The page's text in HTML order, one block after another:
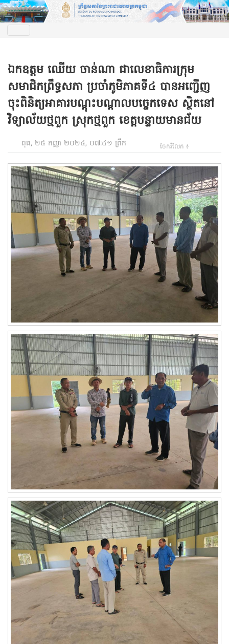
ឯកឧត្តម ឈើយ ចាន់ណា ជាលេខាធិការក្រុម
សមាជិកព្រឹទ្ធសភា ប្រចាំភូមិភាគទី៤ បានអញ្ជើញ
ចុះពិនិត្យអាគារបណ្តុះបណ្តាលបច្ចេកទេស ស្ថិតនៅ
វិទ្យាល័យថ្មពួក ស្រុកថ្មពួក ខេត្តបន្ទាយមានជ័យ
ពុធ, ២៥ កញ្ញា ២០២៤, ០៧:៤១ ព្រឹក ចែករំលែក ៖